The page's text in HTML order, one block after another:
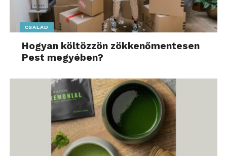
CSALÁD
Hogyan költözzön zökkenőmentesen
Pest megyében?